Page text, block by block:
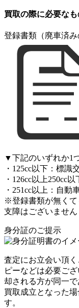
買取の際に必要なも
登録書類（廃車済み
▼下記のいずれか1
・125cc以下：標識
・126cc以上250cc
・251cc以上：自動
※登録書類が無く
支障はございません
身分証のご提示
査定にお立会い頂
ピーなどは必要ございません。 （オ
却される方が同一で
買取成立となった
す。